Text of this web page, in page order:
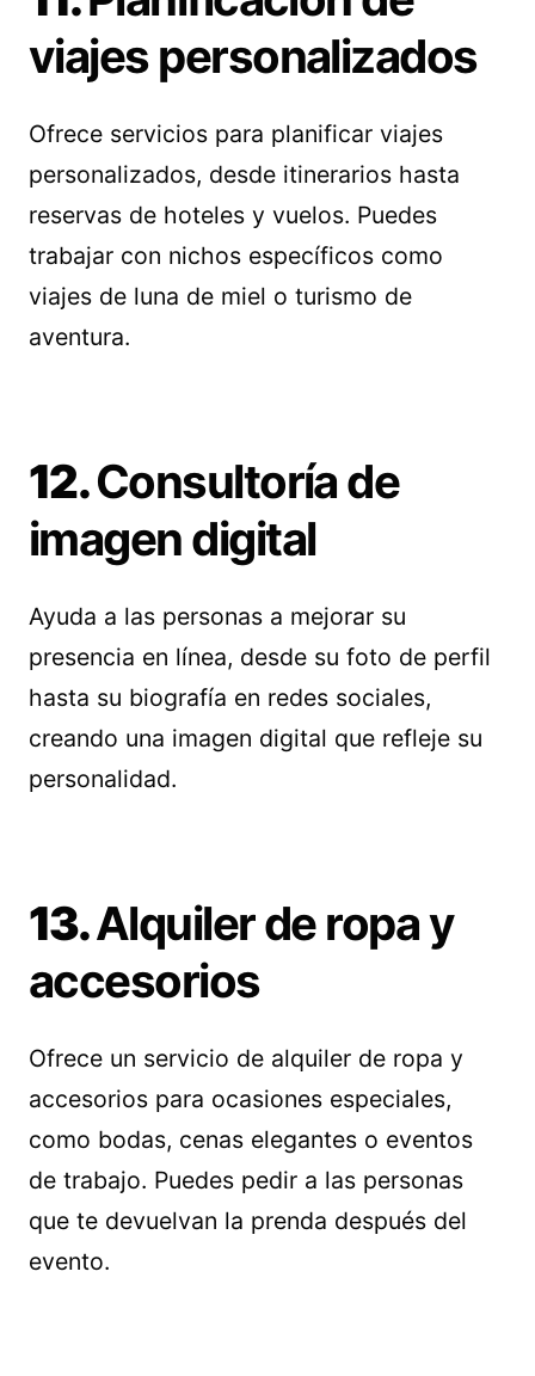
viajes personalizados
Ofrece servicios para planificar viajes
personalizados, desde itinerarios hasta
reservas de hoteles y vuelos. Puedes
trabajar con nichos específicos como
viajes de luna de miel o turismo de
aventura.
12.Consultoría de
imagen digital
Ayuda a las personas a mejorar su
presencia en línea, desde su foto de perfil
hasta su biografía en redes sociales,
creando una imagen digital que refleje su
personalidad.
13.Alquiler de ropa y
accesorios
Ofrece un servicio de alquiler de ropa y
accesorios para ocasiones especiales,
como bodas, cenas elegantes o eventos
de trabajo. Puedes pedir a las personas
que te devuelvan la prenda después del
evento.